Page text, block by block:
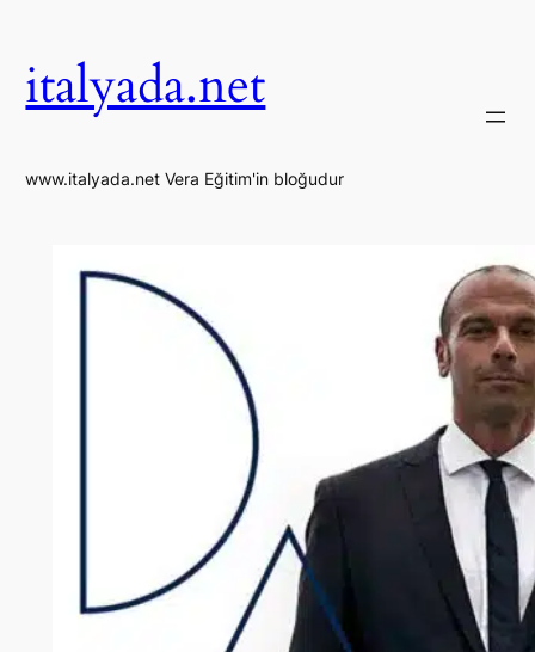
italyada.net
www.italyada.net Vera Eğitim'in bloğudur